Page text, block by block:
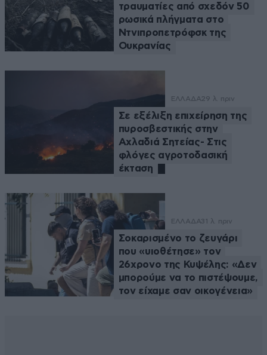
τραυματίες από σχεδόν 50
ρωσικά πλήγματα στο
Ντνιπροπετρόφσκ της
Ουκρανίας
ΕΛΛΑΔΑ29 λ. πριν
Σε εξέλιξη επιχείρηση της
πυροσβεστικής στην
Αχλαδιά Σητείας- Στις
φλόγες αγροτοδασική
έκταση
ΕΛΛΑΔΑ31 λ. πριν
Σοκαρισμένο το ζευγάρι
που «υιοθέτησε» τον
26χρονο της Κυψέλης: «Δεν
μπορούμε να το πιστέψουμε,
τον είχαμε σαν οικογένεια»